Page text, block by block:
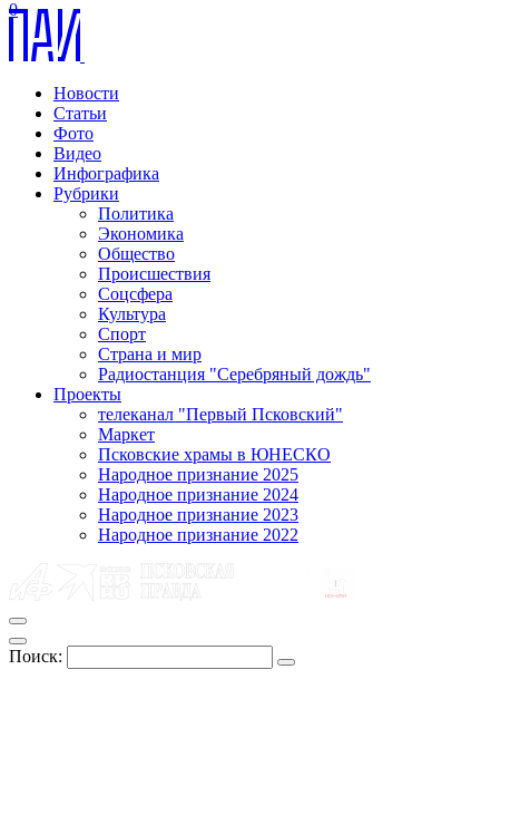
Новости
Статьи
Фото
Видео
Инфографика
Рубрики
Политика
Экономика
Общество
Происшествия
Соцсфера
Культура
Спорт
Страна и мир
Радиостанция "Серебряный дождь"
Проекты
телеканал "Первый Псковский"
Маркет
Псковские храмы в ЮНЕСКО
Народное признание 2025
Народное признание 2024
Народное признание 2023
Народное признание 2022
Поиск:
0